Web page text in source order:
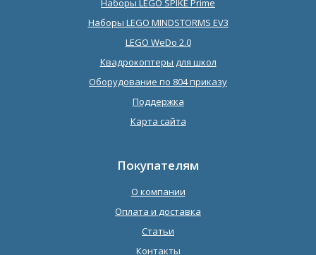
Наборы LEGO SPIKE Prime
Наборы LEGO MINDSTORMS EV3
LEGO WeDo 2.0
Квадрокоптеры для школ
Оборудование по 804 приказу
Поддержка
Карта сайта
Покупателям
О компании
Оплата и доставка
Статьи
Контакты